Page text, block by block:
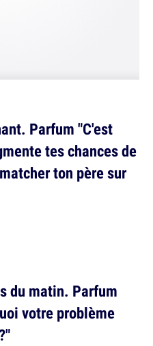
Parfum "C'est
tes chances de
ton père sur
du matin. Parfum
votre problème